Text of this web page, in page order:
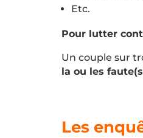
Etc.
Pour lutter
Un couple sur
la ou les
Les